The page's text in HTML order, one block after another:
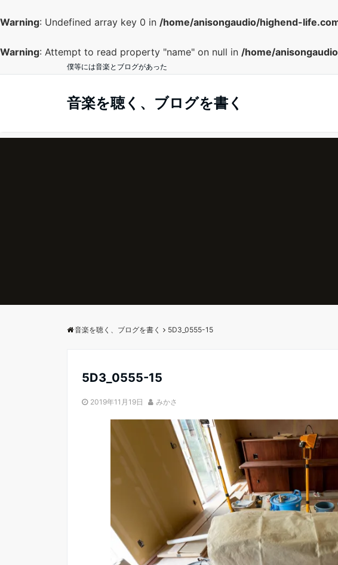
Warning: Undefined array key 0 in /home/anisongaudio/highend-
Warning: Attempt to read property "name" on null in /home/
僕等には音楽とブログがあった
音楽を聴く、ブログを書く
音楽を聴く、ブログを書く 5D3_0555-15
5D3_0555-15
2019年11月19日 みかさ